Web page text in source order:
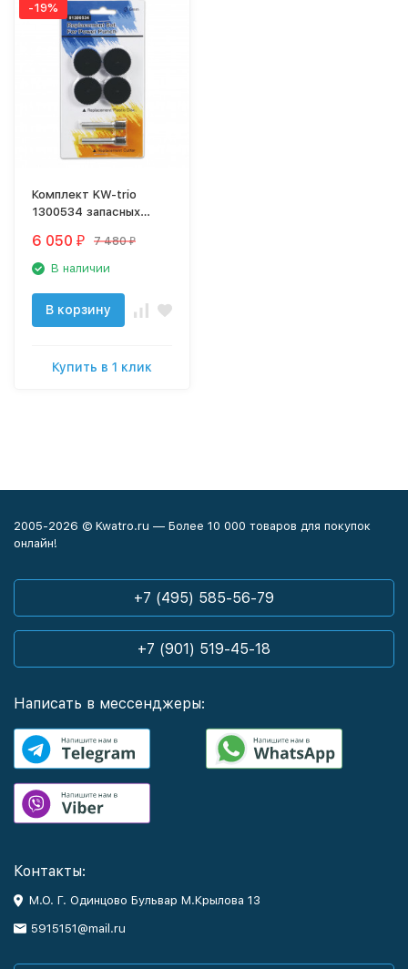
-19%
Комплект KW-trio
1300534 запасных
9550
6 050 ₽ 7 480 ₽
В наличии
В корзину
Купить в 1 клик
2005-2026 © Kwatro.ru — Более 10 000 товаров для покупок
онлайн!
+7 (495) 585-56-79
+7 (901) 519-45-18
Написать в мессенджеры:
Контакты:
М.О. Г. Одинцово Бульвар М.Крылова 13
5915151@mail.ru